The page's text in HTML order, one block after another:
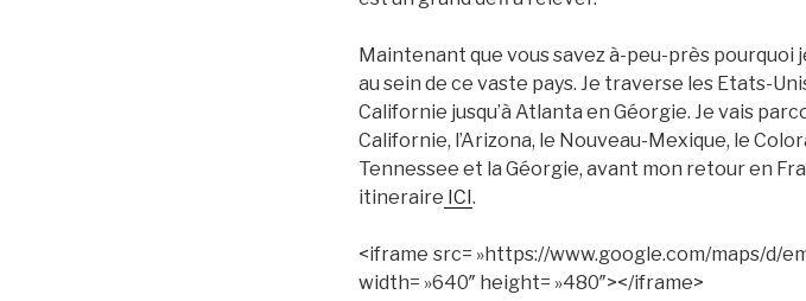
Maintenant que vous savez à-peu-près pourquoi
au sein de ce vaste pays. Je traverse les Etats-
Californie jusqu’à Atlanta en Géorgie. Je vais
Californie, l’Arizona, le Nouveau-Mexique, le
Tennessee et la Géorgie, avant mon retour en
itineraire ICI .
<iframe src= »https://www.google.com/maps/d/
width= »640″ height= »480″></iframe>